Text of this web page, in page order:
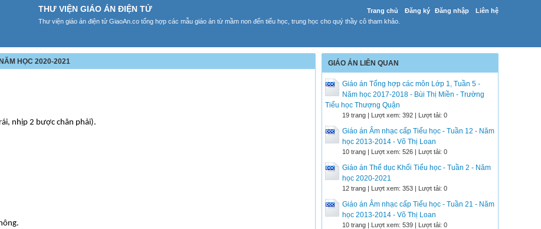
Trang chủ Đăng ký Đăng nhập Liên hệ
THƯ VIỆN GIÁO ÁN ĐIỆN TỬ
Thư viện giáo án điện tử GiaoAn.co tổng hợp các mẫu giáo án từ mầm non đến tiểu học, trung học cho quý thầy cô tham khảo.
HỌC 2020-2021
nhịp 2 bược chân phải).
GIÁO ÁN LIÊN QUAN
Giáo án Tổng hợp các môn Lớp 1, Tuần 5 -
Năm học 2017-2018 - Bùi Thị Miền - Trường
Tiểu học Thượng Quận
19 trang | Lượt xem: 392 | Lượt tải: 0
Giáo án Âm nhạc cấp Tiểu học - Tuần 12 - Năm
học 2013-2014 - Võ Thị Loan
10 trang | Lượt xem: 526 | Lượt tải: 0
Giáo án Thể dục Khối Tiểu học - Tuần 2 - Năm
học 2020-2021
12 trang | Lượt xem: 353 | Lượt tải: 0
Giáo án Âm nhạc cấp Tiểu học - Tuần 21 - Năm
học 2013-2014 - Võ Thị Loan
10 trang | Lượt xem: 539 | Lượt tải: 0